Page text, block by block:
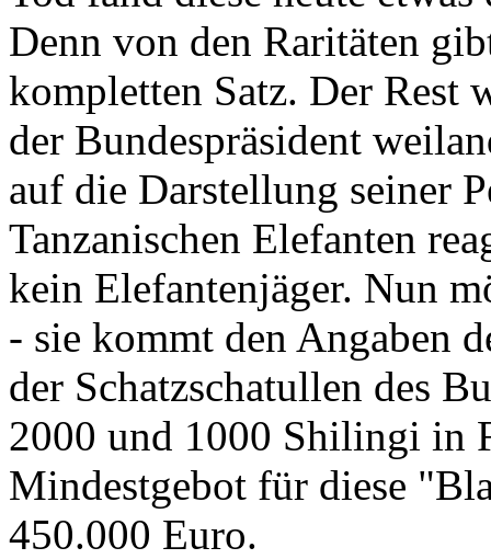
Denn von den Raritäten
kompletten Satz. Der Rest
der Bundespräsident
auf die Darstellung seiner
Tanzanischen Elefanten
kein Elefantenjäger. Nun
- sie kommt den Angaben
der Schatzschatullen des
2000 und 1000 Shilingi in
Mindestgebot für diese
450.000 Euro.